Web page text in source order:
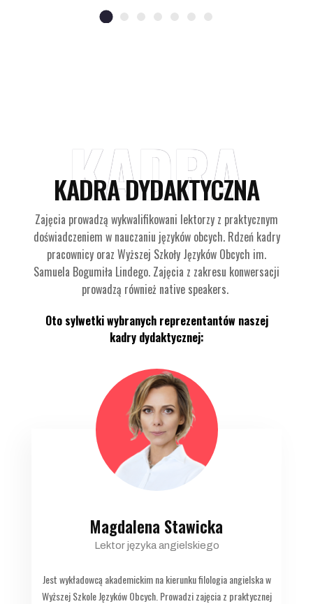
KADRA
KADRA DYDAKTYCZNA
Zajęcia prowadzą wykwalifikowani lektorzy z praktycznym
doświadczeniem w nauczaniu języków obcych. Rdzeń kadry
pracownicy oraz Wyższej Szkoły Języków Obcych im.
Samuela Bogumiła Lindego. Zajęcia z zakresu konwersacji
prowadzą również native speakers.
Oto sylwetki wybranych reprezentantów naszej
kadry dydaktycznej:
Magdalena Stawicka
Lektor języka angielskiego
Jest wykładowcą akademickim na kierunku filologia angielska w
Wyższej Szkole Języków Obcych. Prowadzi zajęcia z praktycznej